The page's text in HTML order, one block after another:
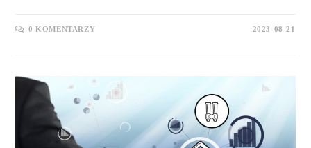
0 KOMENTARZY 2023-08-21